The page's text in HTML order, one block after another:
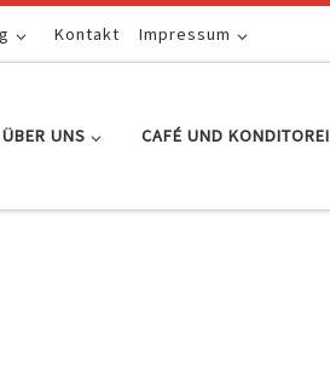
Kontakt Impressum
ÜBER UNS CAFÉ UND KONDITOREI